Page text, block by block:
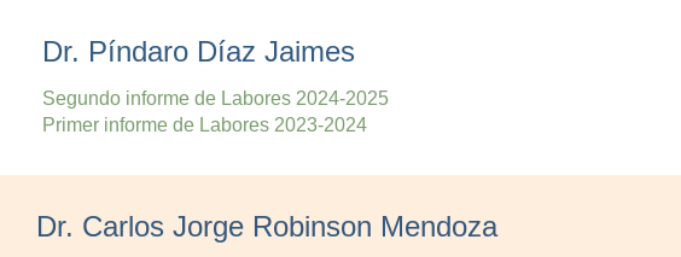
Dr. Píndaro Díaz Jaimes
Segundo informe de Labores 2024-2025
Primer informe de Labores 2023-2024
Dr. Carlos Jorge Robinson Mendoza